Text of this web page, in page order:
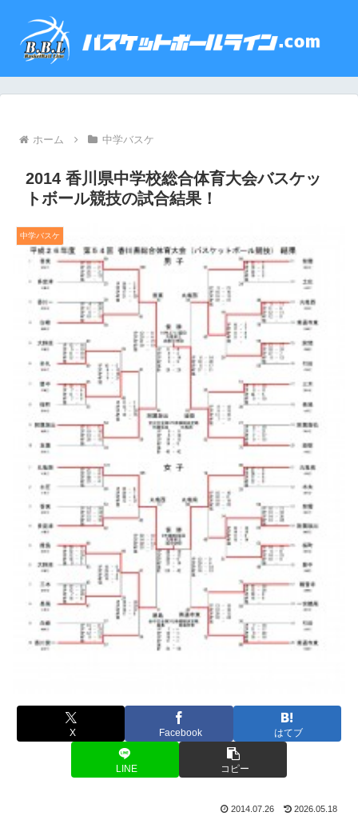
ホーム 中学バスケ
2014 香川県中学校総合体育大会バスケッ
トボール競技の試合結果！
中学バスケ
X Facebook はてブ
LINE コピー
2014.07.26 2026.05.18